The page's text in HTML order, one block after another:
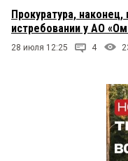
Прокуратура,
истребовании у АО
28 июля 12:25 4